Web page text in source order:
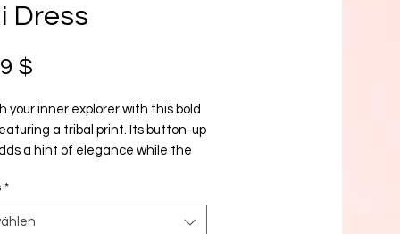
Dress
$
your inner explorer with this bold
a tribal print. Its button-up
a hint of elegance while the
from the crowd. And with a
*